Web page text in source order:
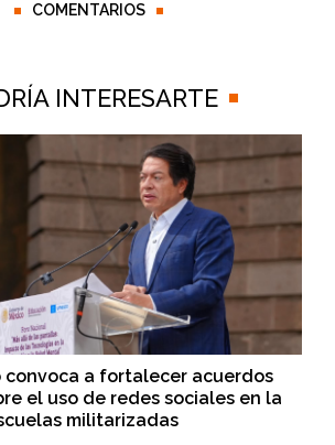
COMENTARIOS
INTERESARTE
convoca a fortalecer acuerdos
el uso de redes sociales en la
militarizadas